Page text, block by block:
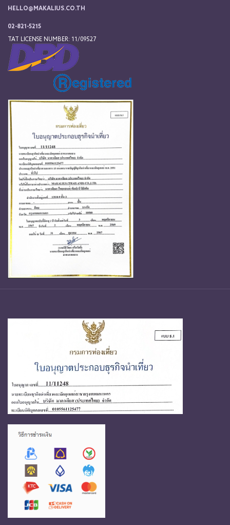
HELLO@MAKALIUS.CO.TH
02-821-5215
TAT LICENSE NUMBER: 11/09527